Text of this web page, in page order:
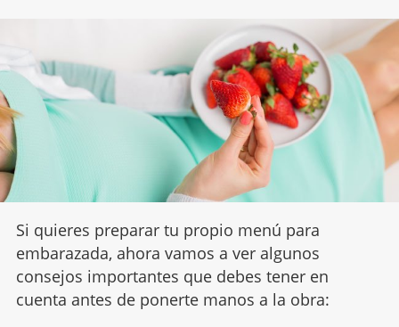
Si quieres preparar tu propio menú para
embarazada, ahora vamos a ver algunos
consejos importantes que debes tener en
cuenta antes de ponerte manos a la obra: